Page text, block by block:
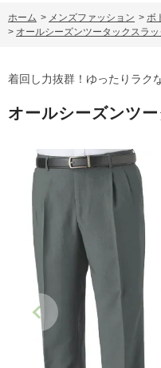
ホーム > メンズファッション > ボ
> オールシーズンツータックスラッ
着回し力抜群！ゆったりラク
オールシーズンツ